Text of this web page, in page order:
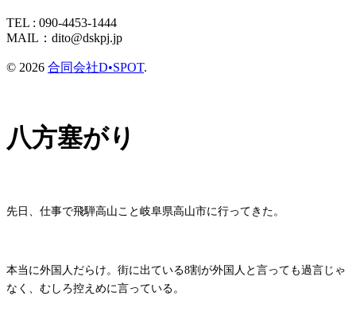
TEL : 090-4453-1444
MAIL： dito@dskpj.jp
© 2026 合同会社D•SPOT.
八方塞がり
先日、仕事で飛騨高山こと岐阜県高山市に行ってきた。
本当に外国人だらけ。街に出ている8割が外国人と言っても過言じゃ
なく、むしろ控えめに言っている。